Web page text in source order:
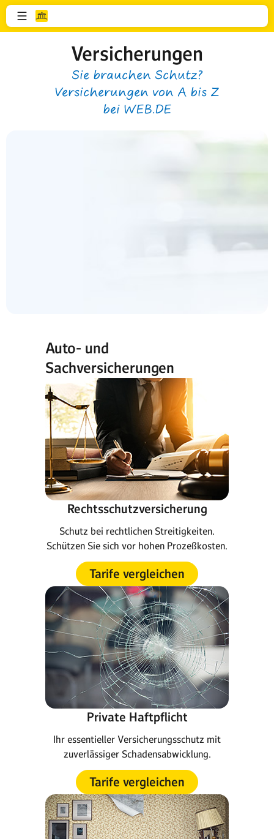
Versicherungen
Sie brauchen Schutz?
Versicherungen von A bis Z
bei WEB.DE
Auto- und
Sachversicherungen
Rechtsschutzversicherung
Schutz bei rechtlichen Streitigkeiten.
Schützen Sie sich vor hohen Prozeßkosten.
Tarife vergleichen
Private Haftpflicht
Ihr essentieller Versicherungsschutz mit
zuverlässiger Schadensabwicklung.
Tarife vergleichen